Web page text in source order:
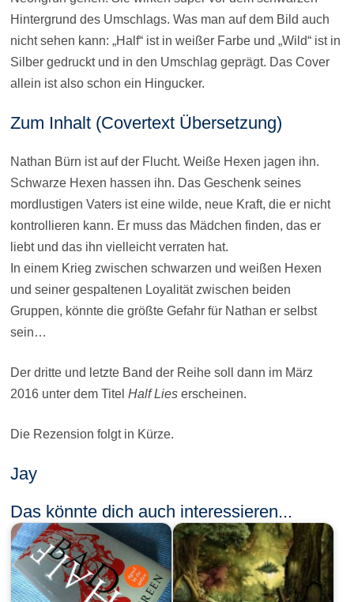
Hintergrund des Umschlags. Was man auf dem Bild auch
nicht sehen kann: „Half“ ist in weißer Farbe und „Wild“ ist in
Silber gedruckt und in den Umschlag geprägt. Das Cover
allein ist also schon ein Hingucker.
Zum Inhalt (Covertext Übersetzung)
Nathan Bürn ist auf der Flucht. Weiße Hexen jagen ihn.
Schwarze Hexen hassen ihn. Das Geschenk seines
mordlustigen Vaters ist eine wilde, neue Kraft, die er nicht
kontrollieren kann. Er muss das Mädchen finden, das er
liebt und das ihn vielleicht verraten hat.
In einem Krieg zwischen schwarzen und weißen Hexen
und seiner gespaltenen Loyalität zwischen beiden
Gruppen, könnte die größte Gefahr für Nathan er selbst
sein…
Der dritte und letzte Band der Reihe soll dann im März
2016 unter dem Titel Half Lieserscheinen.
Die Rezension folgt in Kürze.
Jay
Das könnte dich auch interessieren...